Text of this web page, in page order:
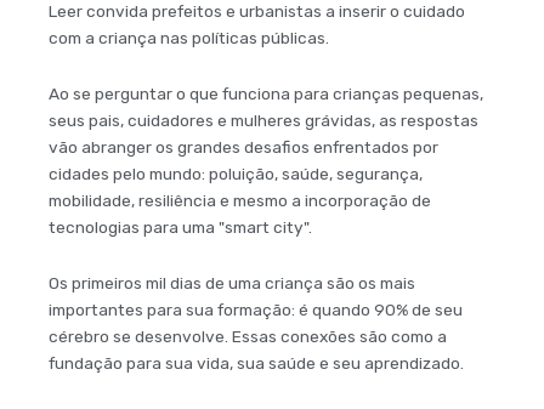
Leer convida prefeitos e urbanistas a inserir o cuidado
com a criança nas políticas públicas.
Ao se perguntar o que funciona para crianças pequenas,
seus pais, cuidadores e mulheres grávidas, as respostas
vão abranger os grandes desafios enfrentados por
cidades pelo mundo: poluição, saúde, segurança,
mobilidade, resiliência e mesmo a incorporação de
tecnologias para uma "smart city".
Os primeiros mil dias de uma criança são os mais
importantes para sua formação: é quando 90% de seu
cérebro se desenvolve. Essas conexões são como a
fundação para sua vida, sua saúde e seu aprendizado.